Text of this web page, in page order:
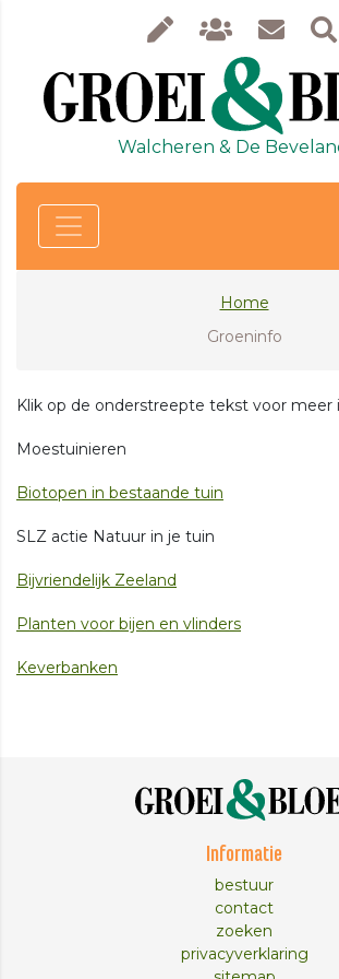
Walcheren & De
Home
Groeninfo
Klik op de onderstreepte tekst voor meer
Moestuinieren
Biotopen in bestaande tuin
SLZ actie Natuur in je tuin
Bijvriendelijk Zeeland
Planten voor bijen en vlinders
Keverbanken
Informatie
bestuur
contact
zoeken
privacyverklaring